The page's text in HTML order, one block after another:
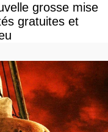
grosse mise
gratuites et